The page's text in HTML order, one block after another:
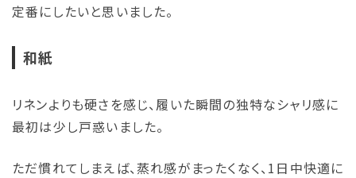
定番にしたいと思いました。
和紙
リネンよりも硬さを感じ、履いた瞬間の独特なシャリ感に
最初は少し戸惑いました。
ただ慣れてしまえば、蒸れ感がまったくなく、1日中快適に